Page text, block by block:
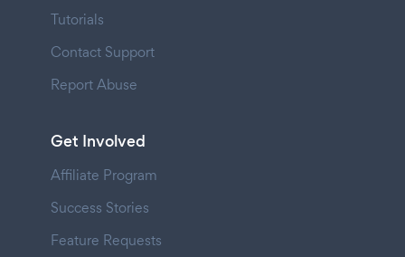
Tutorials
Contact Support
Report Abuse
Get Involved
Affiliate Program
Success Stories
Feature Requests